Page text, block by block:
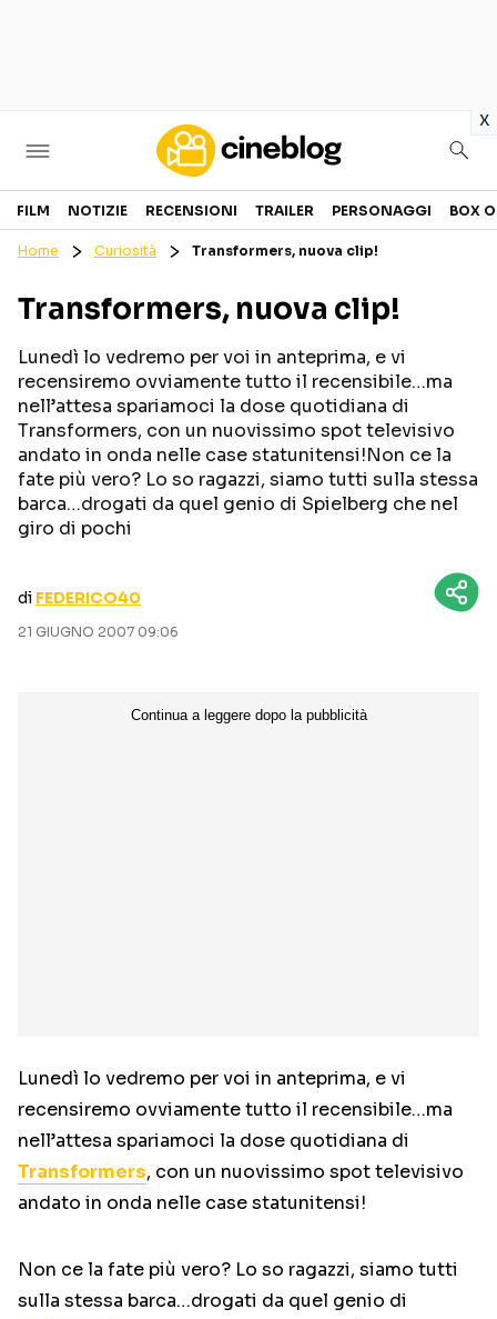
x
Cinema
GENERI
PERSONAGGI
CANALI STREAMING
Categorie
NOTIZIE
CURIOSITÀ
TRAILER
BOX OFFICE
FILM NOTIZIE RECENSIONI TRAILER PERSONAGGI BOX
Home Curiosità Transformers, nuova clip!
Transformers, nuova clip!
Lunedì lo vedremo per voi in anteprima, e vi
recensiremo ovviamente tutto il recensibile…ma
nell’attesa spariamoci la dose quotidiana di
Transformers, con un nuovissimo spot televisivo
andato in onda nelle case statunitensi!Non ce la
fate più vero? Lo so ragazzi, siamo tutti sulla stessa
barca…drogati da quel genio di Spielberg che nel
giro di pochi
di FEDERICO40
21 GIUGNO 2007 09:06
Lunedì lo vedremo per voi in anteprima, e vi
recensiremo ovviamente tutto il recensibile…ma
nell’attesa spariamoci la dose quotidiana di
Transformers, con un nuovissimo spot televisivo
andato in onda nelle case statunitensi!
Non ce la fate più vero? Lo so ragazzi, siamo tutti
sulla stessa barca…drogati da quel genio di